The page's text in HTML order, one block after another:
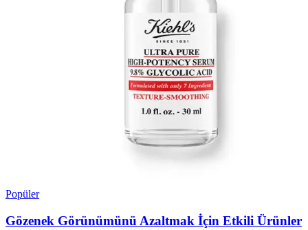
Popüler
Gözenek Görünümünü Azaltmak İçin Etkili Ürünler